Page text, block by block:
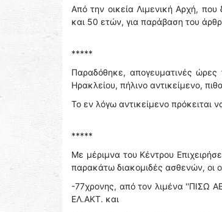
Από την οικεία Λιμενική Αρχή,
και 50 ετών, για παράβαση του
*****
Παραδόθηκε, απογευματινές
Ηρακλείου, πήλινο αντικείμενο,
Το εν λόγω αντικείμενο πρόκειται
*****
Με μέριμνα του Κέντρου
παρακάτω διακομιδές ασθενών, οι
-77χρονης, από τον λιμένα ''ΠΙΣΩ
ΕΛ.ΑΚΤ. και